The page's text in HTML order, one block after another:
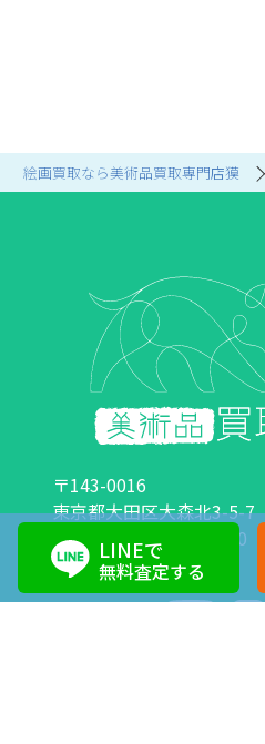
LINEで
無料査定する
絵画買取なら美術品買取専門店獏
〒143-0016
東京都大田区大森北3-5-
営業時間：10:00～18:00
0120-89-0007